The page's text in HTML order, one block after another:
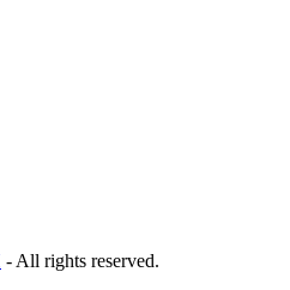
- All rights reserved.